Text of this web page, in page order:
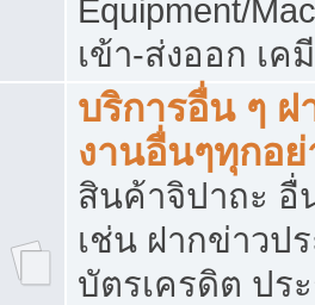
Equipment/
เข้า-ส่งออก เ
บริการอื่น ๆ
งานอื่นๆทุกอ
สินค้าจิปาถะ อื่
เช่น ฝากข่าวป
บัตรเครดิต ปร